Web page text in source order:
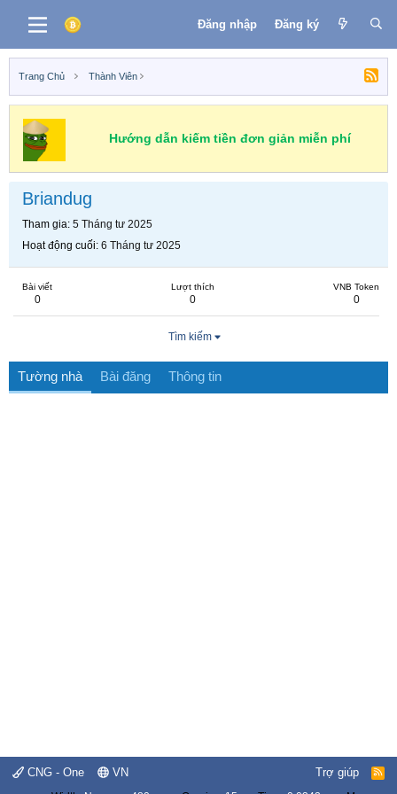
Đăng nhập Đăng ký
Trang Chủ Thành Viên
Hướng dẫn kiếm tiền đơn giản miễn phí
Briandug
Tham gia 5 Tháng tư 2025
Hoạt động cuối 6 Tháng tư 2025
Bài viết
0
Lượt thích
0
VNB Token
0
Tìm kiếm
Tường nhà Bài đăng Thông tin
CNG - One VN Trợ giúp
R